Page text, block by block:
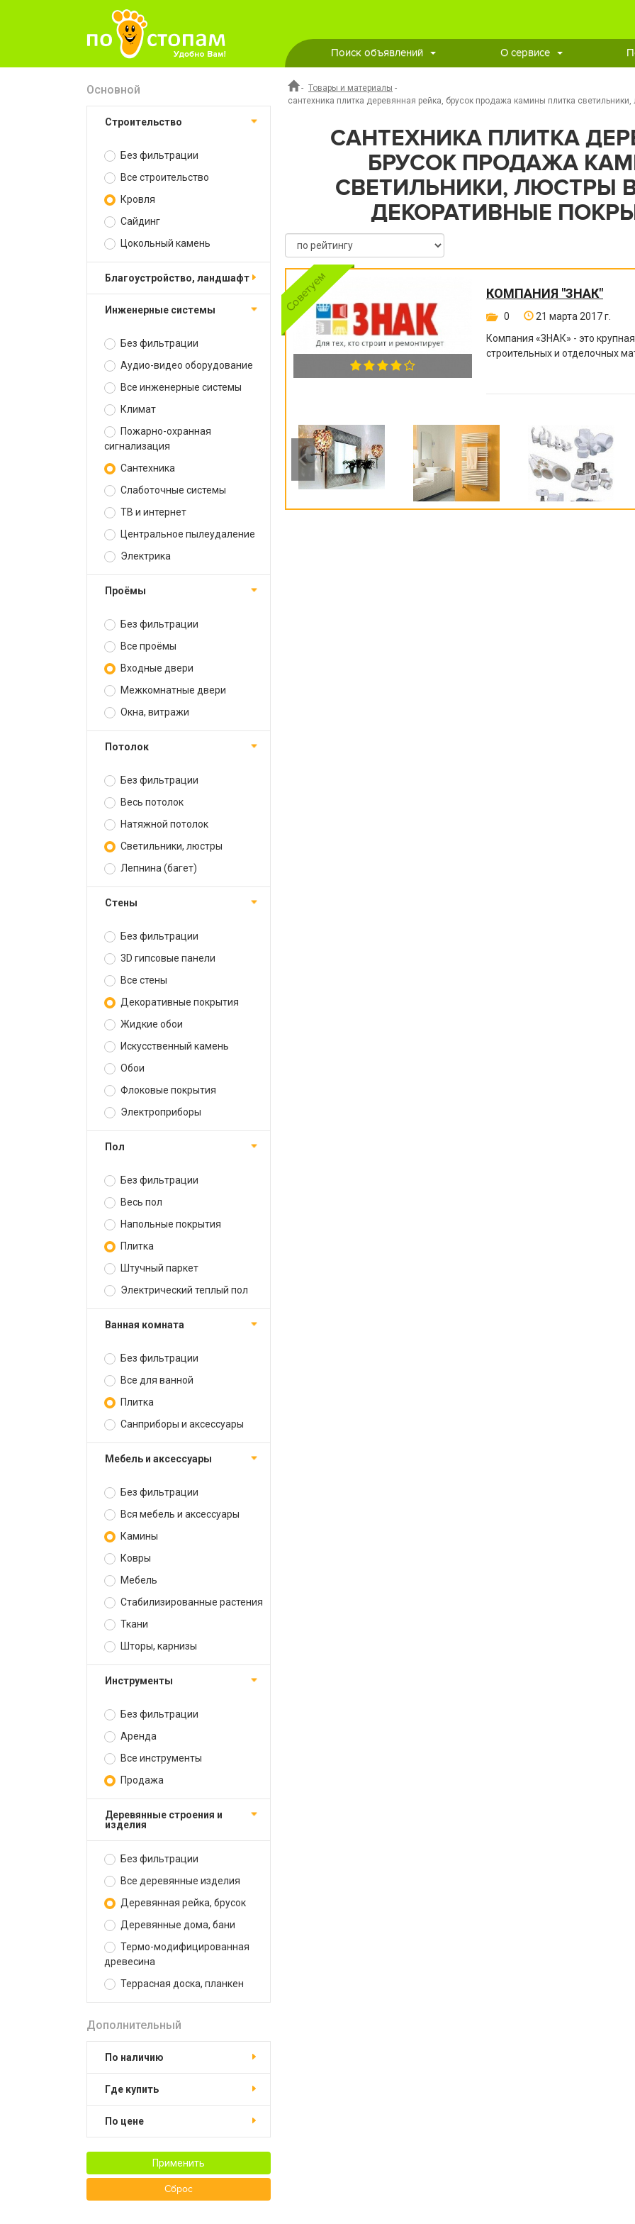
Поиск объявлений О сервисе
Основной
Строительство
Без фильтрации
Все строительство
Кровля
Сайдинг
Цокольный камень
Благоустройство, ландшафт
Инженерные системы
Без фильтрации
Аудио-видео оборудование
Все инженерные системы
Климат
Пожарно-охранная
сигнализация
Сантехника
Слаботочные системы
ТВ и интернет
Центральное пылеудаление
Электрика
Проёмы
Без фильтрации
Все проёмы
Входные двери
Межкомнатные двери
Окна, витражи
Потолок
Без фильтрации
Весь потолок
Натяжной потолок
Светильники, люстры
Лепнина (багет)
Стены
Без фильтрации
3D гипсовые панели
Все стены
Декоративные покрытия
Жидкие обои
Искусственный камень
Обои
Флоковые покрытия
Электроприборы
Пол
Без фильтрации
Весь пол
Напольные покрытия
Плитка
Штучный паркет
Электрический теплый пол
Ванная комната
Без фильтрации
Все для ванной
Плитка
Санприборы и аксессуары
Мебель и аксессуары
Без фильтрации
Вся мебель и аксессуары
Камины
Ковры
Мебель
Стабилизированные растения
Ткани
Шторы, карнизы
Инструменты
Без фильтрации
Аренда
Все инструменты
Продажа
Деревянные строения и
изделия
Без фильтрации
Все деревянные изделия
Деревянная рейка, брусок
Деревянные дома, бани
Термо-модифицированная
древесина
Террасная доска, планкен
Дополнительный
По наличию
Где купить
По цене
Применить
Сброс
- Товары и материалы -
сантехника плитка деревянная рейка, брусок продажа камины плитка
САНТЕХНИКА ПЛИТКА
БРУСОК ПРОДАЖА
СВЕТИЛЬНИКИ, ЛЮСТРЫ
ДЕКОРАТИВНЫЕ
КОМПАНИЯ "ЗНАК"
0
21 марта 2017 г.
Компания «ЗНАК» - это
строительных и отделочных